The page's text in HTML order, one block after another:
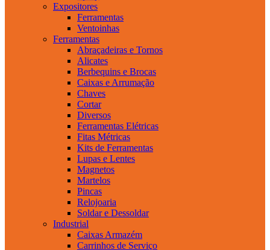
Expositores
Ferramentas
Ventoinhas
Ferramentas
Abraçadeiras e Tornos
Alicates
Berbequins e Brocas
Caixas e Arrumação
Chaves
Cortar
Diversos
Ferramentas Elétricas
Fitas Métricas
Kits de Ferramentas
Lupas e Lentes
Magnetos
Martelos
Pincas
Relojoaria
Soldar e Dessoldar
Industrial
Caixas Armazém
Carrinhos de Serviço